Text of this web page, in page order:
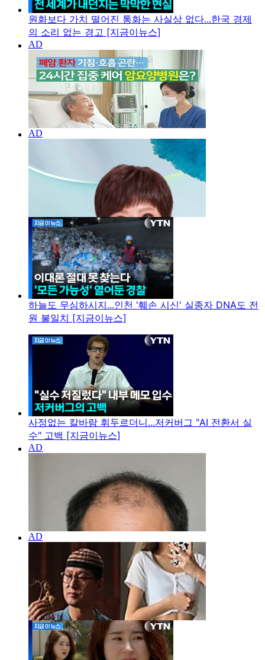
원화보다 가치 떨어진 통화는 사실상 없다...한국 경제
의 소리 없는 경고 [지금이뉴스]
하늘도 무심하시지...인천 '훼손 시신' 실종자 DNA도 전
원 불일치 [지금이뉴스]
사정없는 칼바람 휘두르더니...저커버그 "AI 전환서 실
수" 고백 [지금이뉴스]